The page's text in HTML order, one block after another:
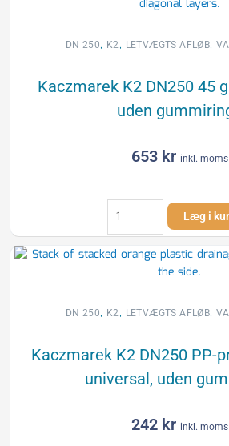
bøjning,
gummiringe
antal
DN 250, K2, LETVÆGTS AFLØB,
Kaczmarek K2 DN250 45
uden
653 kr inkl. moms
Kaczmarek
K2
DN250
45
bøjning,
gummiringe
antal
Læg i
DN 250, K2, LETVÆGTS AFLØB,
Kaczmarek K2 DN250 PP-
universal, uden
242 kr inkl. moms